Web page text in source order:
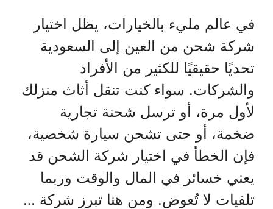
في عالم مليء بالخيارات، يظل اختيار
شركة شحن من العين إلى السعودية
تحديًا حقيقيًا للكثير من الأفراد
والشركات. سواء كنت تنقل أثاث منزلك
لأول مرة، أو ترسل شحنة تجارية
ضخمة، أو حتى تشحن سيارة شخصية،
فإن الخطأ في اختيار شركة الشحن قد
يعني خسائر في المال والوقت وربما
تلفيات لا تُعوض. ومن هنا تبرز شركة …